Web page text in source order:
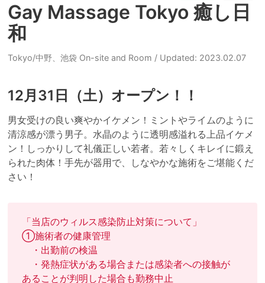
Gay Massage Tokyo 癒し日
和
Tokyo/中野、池袋 On-site and Room / Updated: 2023.02.07
12月31日（土）オープン！！
男女受けの良い爽やかイケメン！ミントやライムのように
清涼感が漂う男子。水晶のように透明感溢れる上品イケメ
ン！しっかりして礼儀正しい若者。若々しくキレイに鍛え
られた肉体！手先が器用で、しなやかな施術をご堪能くだ
さい！
「当店のウィルス感染防止対策について」
①施術者の健康管理
・出勤前の検温
・発熱症状がある場合または感染者への接触が
あることが判明した場合も勤務中止